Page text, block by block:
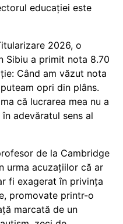
educației este
2026, o
Sibiu a primit nota 8.70
Când am văzut nota
opri din plâns.
că lucrarea mea nu a
adevăratul sens al
de la Cambridge
urma acuzațiilor că ar
fi exagerat în privința
promovate printr-o
marcată de un